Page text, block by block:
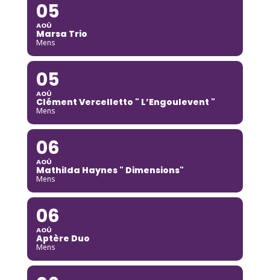
05
AOÛ
Marsa Trio
Mens
05
AOÛ
Clément Vercelletto " L’Engoulevent "
Mens
06
AOÛ
Mathilda Haynes " Dimensions"
Mens
06
AOÛ
Aptère Duo
Mens